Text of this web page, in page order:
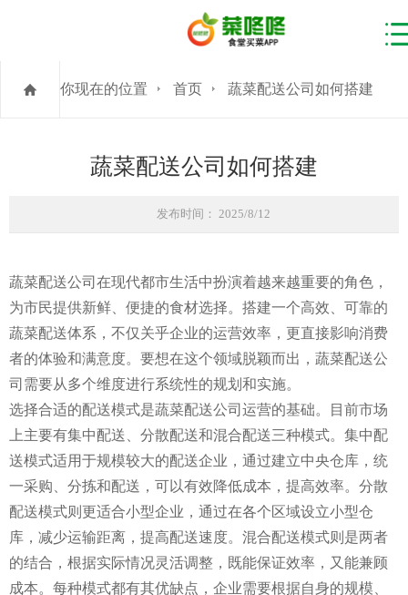
你现在的位置 首页 蔬菜配送公司如何搭建
蔬菜配送公司如何搭建
发布时间： 2025/8/12
蔬菜配送公司在现代都市生活中扮演着越来越重要的角色，
为市民提供新鲜、便捷的食材选择。搭建一个高效、可靠的
蔬菜配送体系，不仅关乎企业的运营效率，更直接影响消费
者的体验和满意度。要想在这个领域脱颖而出，蔬菜配送公
司需要从多个维度进行系统性的规划和实施。
选择合适的配送模式是蔬菜配送公司运营的基础。目前市场
上主要有集中配送、分散配送和混合配送三种模式。集中配
送模式适用于规模较大的配送企业，通过建立中央仓库，统
一采购、分拣和配送，可以有效降低成本，提高效率。分散
配送模式则更适合小型企业，通过在各个区域设立小型仓
库，减少运输距离，提高配送速度。混合配送模式则是两者
的结合，根据实际情况灵活调整，既能保证效率，又能兼顾
成本。每种模式都有其优缺点，企业需要根据自身的规模、